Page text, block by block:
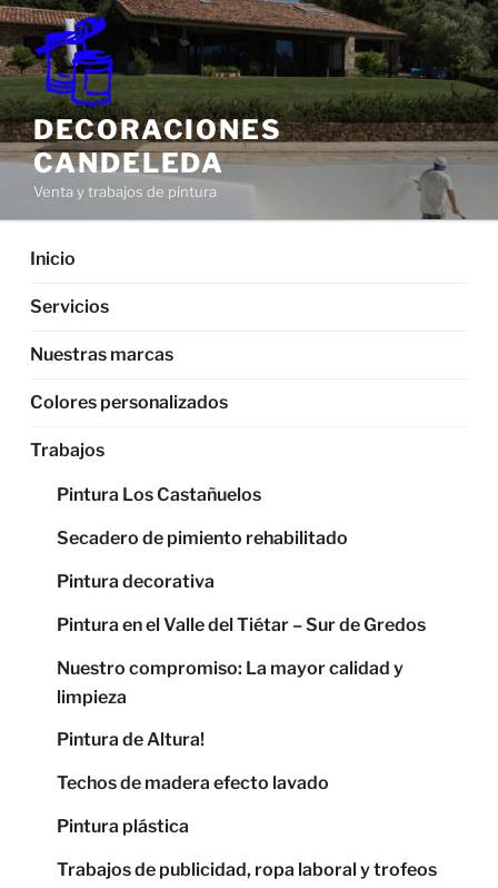
Saltar
al
contenido
DECORACIONES
CANDELEDA
Venta y trabajos de pintura
Inicio
Servicios
Nuestras marcas
Colores personalizados
Trabajos
Pintura Los Castañuelos
Secadero de pimiento rehabilitado
Pintura decorativa
Pintura en el Valle del Tiétar – Sur de Gredos
Nuestro compromiso: La mayor calidad y
limpieza
Pintura de Altura!
Techos de madera efecto lavado
Pintura plástica
Trabajos de publicidad, ropa laboral y trofeos